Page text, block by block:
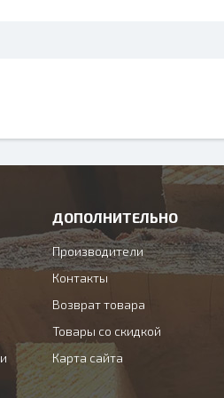
ДОПОЛНИТЕЛЬНО
Производители
Контакты
Возврат товара
Товары со скидкой
Карта сайта